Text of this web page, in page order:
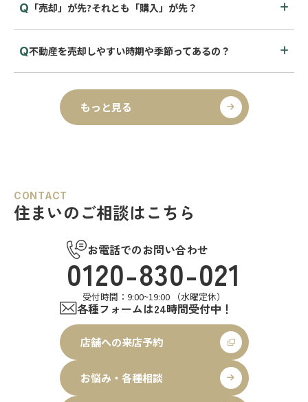
「売却」が先?それとも「購入」が先？
不動産を売却しやすい時期や季節ってあるの？
もっと見る
CONTACT
住まいのご相談はこちら
お電話でのお問い合わせ
0120-830-021
受付時間：9:00~19:00 （水曜定休）
各種フォームは24時間受付中！
店舗への来店予約
お悩み・各種相談